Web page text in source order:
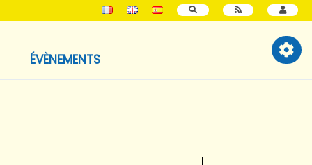
RECHERCHER
ÉVÈNEMENTS